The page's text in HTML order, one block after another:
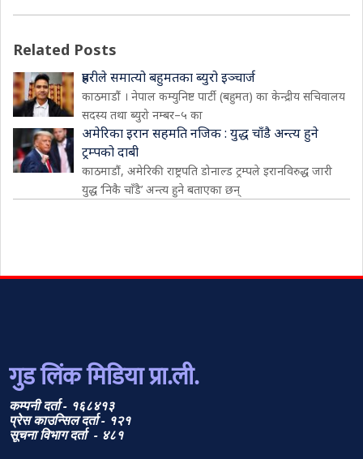
Related Posts
प्रहरीले समात्यो बहुमतका ब्युरो इञ्चार्ज
काठमाडौं । नेपाल कम्युनिष्ट पार्टी (बहुमत) का केन्द्रीय सचिवालय
सदस्य तथा ब्युरो नम्बर–५ का
अमेरिका इरान सहमति नजिक : युद्ध चाँडै अन्त्य हुने
ट्रम्पको दाबी
काठमाडौं, अमेरिकी राष्ट्रपति डोनाल्ड ट्रम्पले इरानविरुद्ध जारी
युद्ध ‘निकै चाँडै’ अन्त्य हुने बताएका छन्
गुड लिंक मिडिया प्रा.ली.
कम्पनी दर्ता - १६८४१३
प्रेस काउन्सिल दर्ता - १२१
सूचना विभाग दर्ता - ४८१